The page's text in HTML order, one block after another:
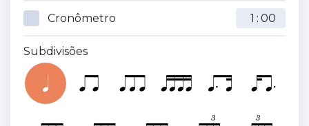
Cronômetro :
Subdivisões